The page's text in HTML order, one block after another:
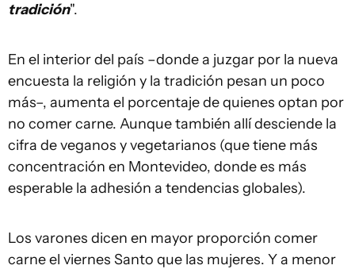
tradición".
En el interior del país –donde a juzgar por la nueva
encuesta la religión y la tradición pesan un poco
más–, aumenta el porcentaje de quienes optan por
no comer carne. Aunque también allí desciende la
cifra de veganos y vegetarianos (que tiene más
concentración en Montevideo, donde es más
esperable la adhesión a tendencias globales).
Los varones dicen en mayor proporción comer
carne el viernes Santo que las mujeres. Y a menor